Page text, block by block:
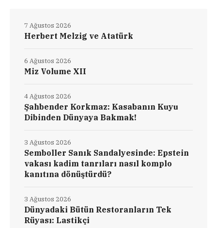
Herbert Melzig ve Atatürk
7 Ağustos 2026
Miz Volume XII
6 Ağustos 2026
Şahbender Korkmaz: Kasabanın Kuyu
Dibinden Dünyaya Bakmak!
4 Ağustos 2026
Semboller Sanık Sandalyesinde: Epstein
vakası kadim tanrıları nasıl komplo
kanıtına dönüştürdü?
3 Ağustos 2026
Dünyadaki Bütün Restoranların Tek
Rüyası: Lastikçi
3 Ağustos 2026